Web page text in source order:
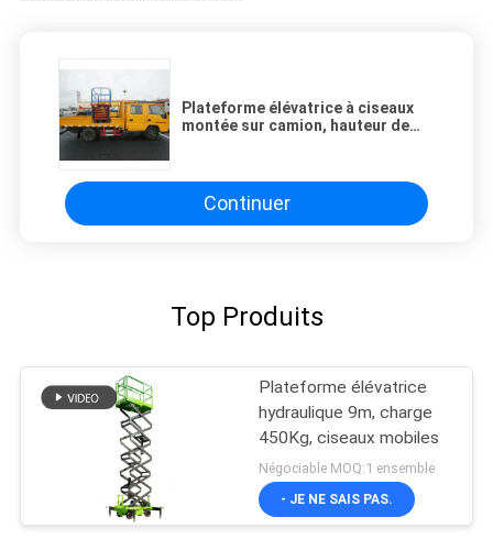
Plateforme élévatrice à ciseaux
montée sur camion, hauteur de
Continuer
Top Produits
Plateforme élévatrice
hydraulique 9m, charge
450Kg, ciseaux mobiles
Négociable MOQ:1 ensemble
- JE NE SAIS PAS.